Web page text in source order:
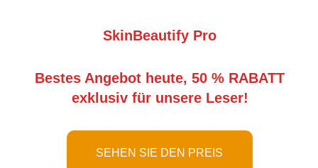
SkinBeautify Pro
Bestes Angebot heute, 50 % RABATT
exklusiv für unsere Leser!
SEHEN SIE DEN PREIS